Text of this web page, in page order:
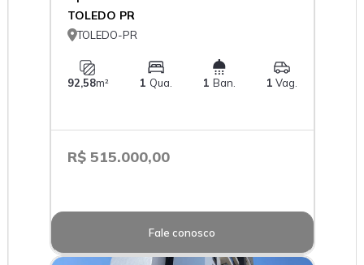
TOLEDO PR
TOLEDO-PR
92,58m² 1 Qua. 1 Ban. 1 Vag.
R$ 515.000,00
Fale conosco